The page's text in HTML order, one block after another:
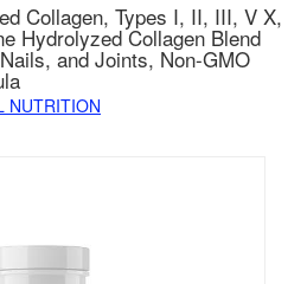
Collagen, Types I, II, III, V X,
Hydrolyzed Collagen Blend
and Joints, Non-GMO
NUTRITION